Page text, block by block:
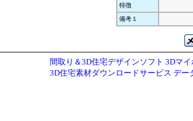
特徴
備考１
間取り＆3D住宅デザインソフト 3Dマ
3D住宅素材ダウンロードサービス デー